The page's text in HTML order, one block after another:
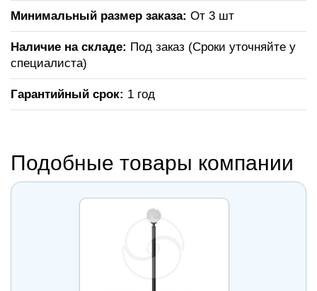
Минимальный размер заказа: От 3 шт
Наличие на складе: Под заказ (Сроки уточняйте у
специалиста)
Гарантийный срок: 1 год
Подобные товары компании